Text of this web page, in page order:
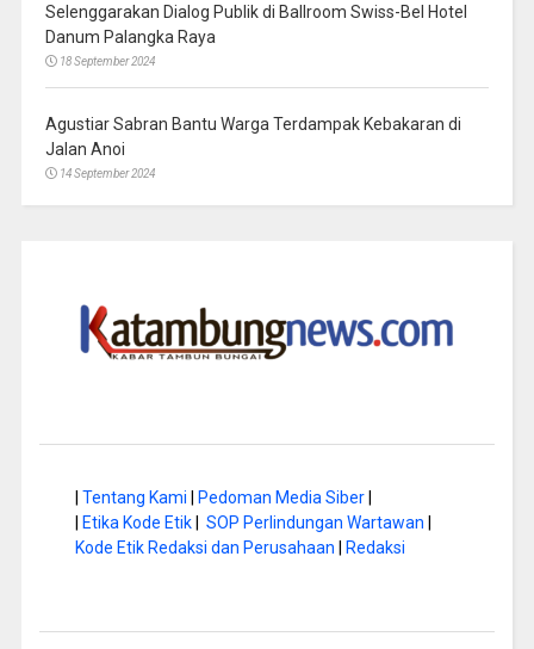
Selenggarakan Dialog Publik di Ballroom Swiss-Bel Hotel
Danum Palangka Raya
18 September 2024
Agustiar Sabran Bantu Warga Terdampak Kebakaran di
Jalan Anoi
14 September 2024
Tentang Kami Pedoman Media Siber|
Etika Kode Etik| SOP Perlindungan Wartawan
Kode Etik Redaksi dan Perusahaan
Redaksi